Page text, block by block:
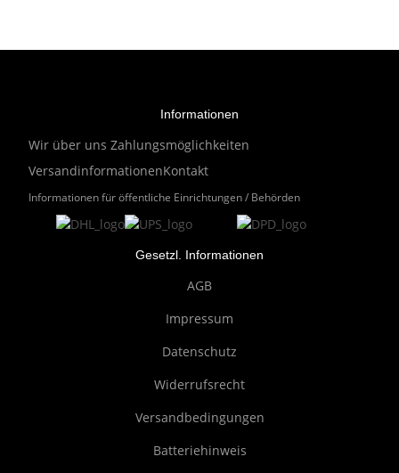
Informationen
Wir über uns Zahlungsmöglichkeiten
VersandinformationenKontakt
Informationen für öffentliche Einrichtungen / Behörden
Gesetzl. Informationen
AGB
Impressum
Datenschutz
Widerrufsrecht
Versandbedingungen
Batteriehinweis